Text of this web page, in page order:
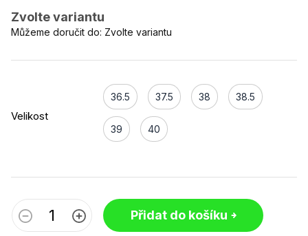
Zvolte variantu
Velikost
36.5 37.5 38 38.5
39 40
Můžeme doručit do: Zvolte variantu
Přidat do košíku